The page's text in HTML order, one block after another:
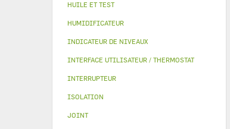
HUILE ET TEST
HUMIDIFICATEUR
INDICATEUR DE NIVEAUX
INTERFACE UTILISATEUR / THERMOSTAT
INTERRUPTEUR
ISOLATION
JOINT